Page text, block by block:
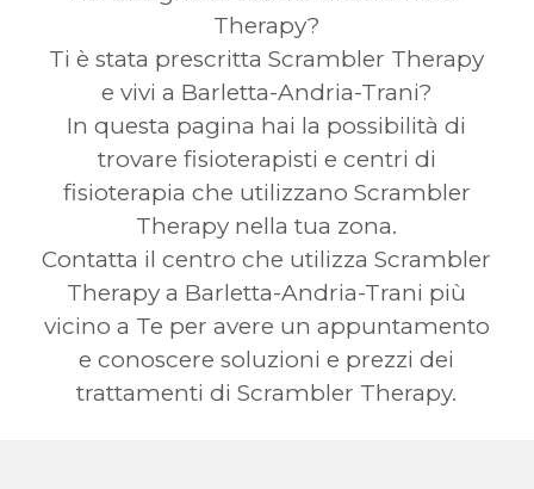
Therapy?
Ti è stata prescritta Scrambler Therapy
e vivi a Barletta-Andria-Trani?
In questa pagina hai la possibilità di
trovare fisioterapisti e centri di
fisioterapia che utilizzano Scrambler
Therapy nella tua zona.
Contatta il centro che utilizza Scrambler
Therapy a Barletta-Andria-Trani più
vicino a Te per avere un appuntamento
e conoscere soluzioni e prezzi dei
trattamenti di Scrambler Therapy.